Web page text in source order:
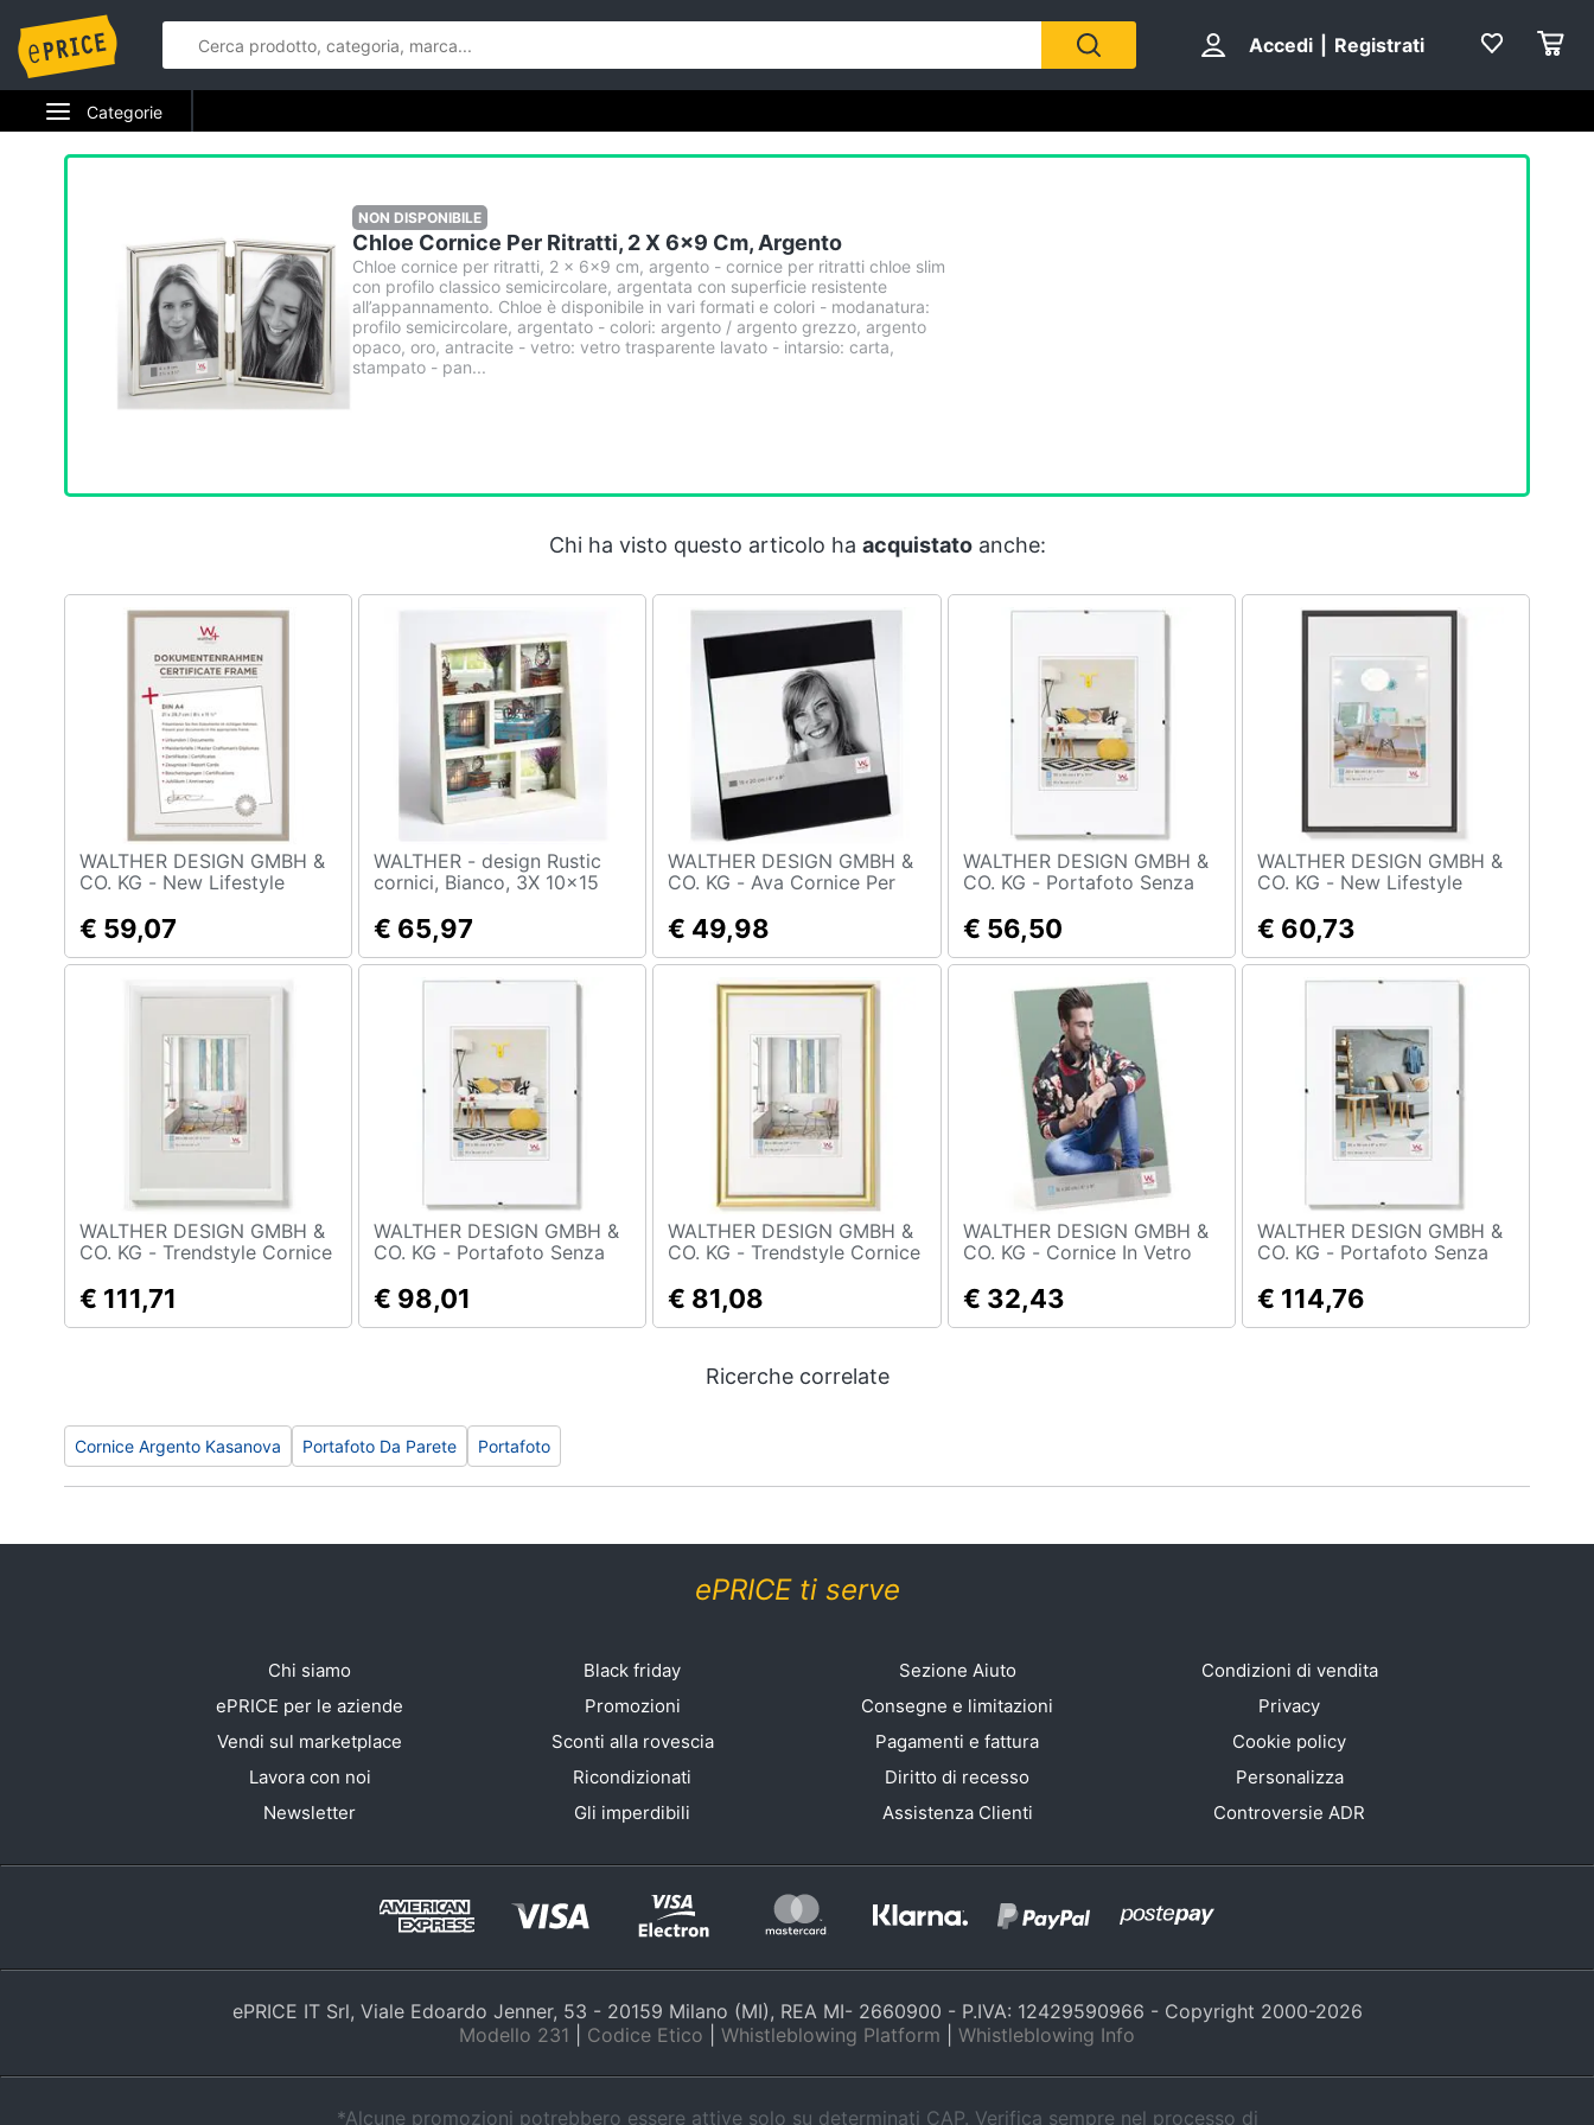
Accedi Registrati
Categorie
Elettrodomestici
Telefonia
Tv e Home Cinema
Smart home
Brico e Giardinaggio
Salute e igiene
Giocattoli
Prima infanzia
Casalinghi
Libri, cd e dvd
Promozioni
NON DISPONIBILE
Chloe Cornice Per Ritratti, 2 X 6x9 Cm, Argento
Chloe cornice per ritratti, 2 × 6×9 cm, argento - cornice per ritratti chloe slim
con profilo classico semicircolare, argentata con superficie resistente
all’appannamento. Chloe è disponibile in vari formati e colori - modanatura:
profilo semicircolare, argentato - colori: argento / argento grezzo, argento
opaco, oro, antracite - vetro: vetro trasparente lavato - intarsio: carta,
stampato - pan...
Chi ha visto questo articolo ha acquistatoanche:
WALTHER DESIGN GMBH &
CO. KG - New Lifestyle
Grigio
€ 59,07
WALTHER - design Rustic
cornici, Bianco, 3X 10x15
€ 65,97
WALTHER DESIGN GMBH &
CO. KG - Ava Cornice Per
€ 49,98
WALTHER DESIGN GMBH &
CO. KG - Portafoto Senza
Transparente
€ 56,50
WALTHER DESIGN GMBH &
CO. KG - New Lifestyle
Cm Nero
€ 60,73
WALTHER DESIGN GMBH &
CO. KG - Trendstyle Cornice
€ 111,71
WALTHER DESIGN GMBH &
CO. KG - Portafoto Senza
Transparente
€ 98,01
WALTHER DESIGN GMBH &
CO. KG - Trendstyle Cornice
€ 81,08
WALTHER DESIGN GMBH &
CO. KG - Cornice In Vetro
Verticale
€ 32,43
WALTHER DESIGN GMBH &
CO. KG - Portafoto Senza
€ 114,76
Ricerche correlate
Cornice Argento Kasanova Portafoto Da Parete Portafoto
ePRICE ti serve
Chi siamo
ePRICE per le aziende
Vendi sul marketplace
Lavora con noi
Newsletter
Black friday
Promozioni
Sconti alla rovescia
Ricondizionati
Gli imperdibili
Sezione Aiuto
Consegne e limitazioni
Pagamenti e fattura
Diritto di recesso
Assistenza Clienti
Condizioni di vendita
Privacy
Cookie policy
Personalizza
Controversie ADR
ePRICE IT Srl, Viale Edoardo Jenner, 53 - 20159 Milano (MI), REA MI- 2660900 - P.IVA: 12429590966 - Copyright 2000-2026
Modello 231
Codice Etico Whistleblowing Platform Whistleblowing Info
*Alcune promozioni potrebbero essere attive solo su determinati CAP. Verifica sempre nel processo di